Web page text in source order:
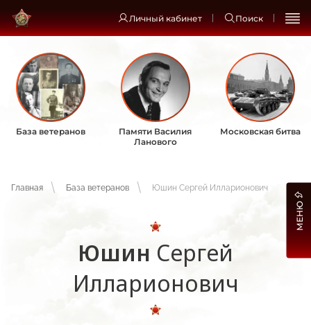
Личный кабинет Поиск
База ветеранов
Памяти Василия
Ланового
Московская битва
Главная База ветеранов Юшин Сергей Илларионович
Юшин Сергей
Илларионович
МЕНЮ